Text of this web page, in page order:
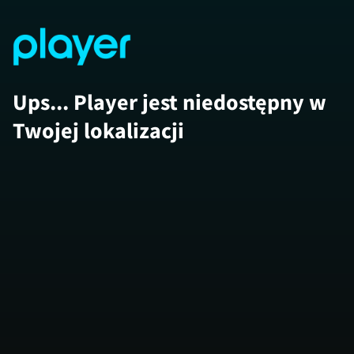
Ups... Player jest niedostępny w
Twojej lokalizacji